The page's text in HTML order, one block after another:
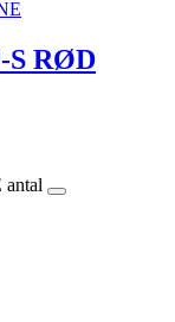
S RØD